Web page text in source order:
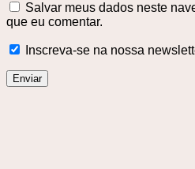
Salvar meus dados neste
que eu comentar.
Inscreva-se na nossa